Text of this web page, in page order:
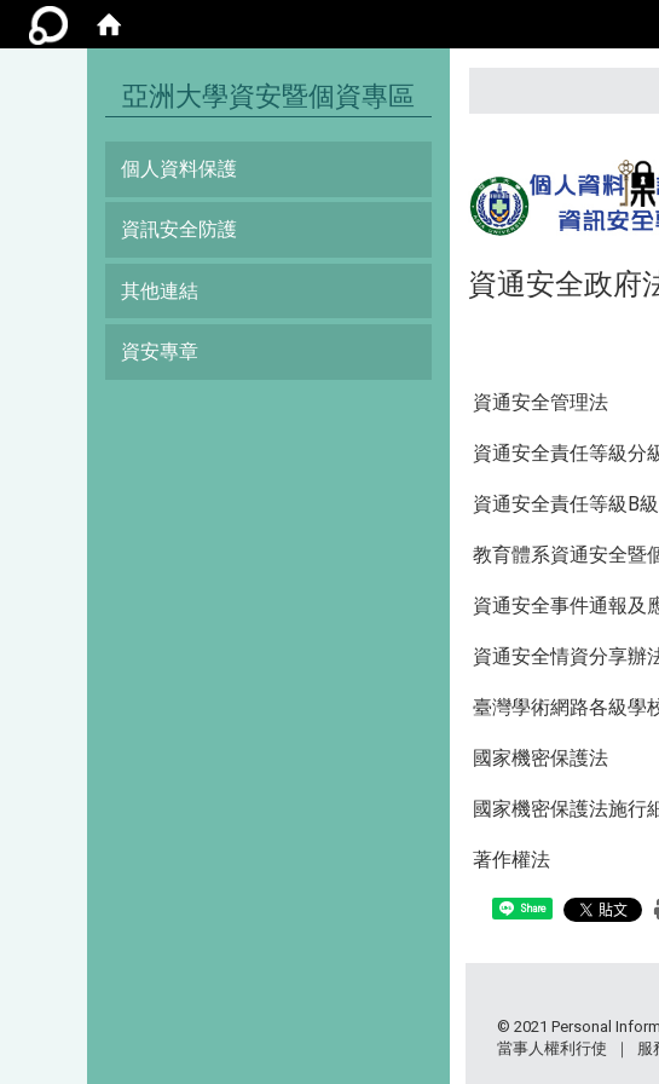
亞洲大學資安暨個資專區
個人資料保護
資訊安全防護
其他連結
資安專章
資通安全政府
資通安全管理法
資通安全責任等級分
資通安全責任等級B
教育體系資通安全暨
資通安全事件通報及
資通安全情資分享辦
臺灣學術網路各級學
國家機密保護法
國家機密保護法施行
著作權法
Share
© 2021 Personal
當事人權利行使 ｜ 服